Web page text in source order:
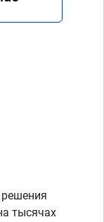
тысячах